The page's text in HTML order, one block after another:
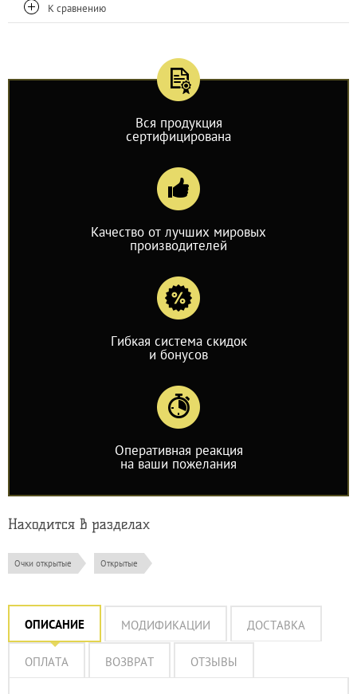
К сравнению
Вся продукция
сертифицирована
Качество от лучших мировых
производителей
Гибкая система скидок
и бонусов
Оперативная реакция
на ваши пожелания
Находится в разделах
Очки открытые Открытые
ОПИСАНИЕ МОДИФИКАЦИИ ДОСТАВКА
ОПЛАТА ВОЗВРАТ ОТЗЫВЫ